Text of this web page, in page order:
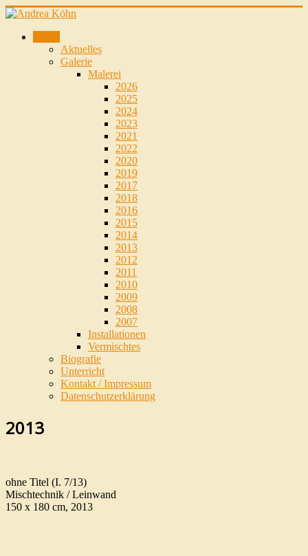
Aktuelles
Galerie
Malerei
2026
2025
2024
2023
2021
2022
2020
2019
2017
2018
2016
2015
2014
2013
2012
2011
2010
2009
2008
2007
Installationen
Vermischtes
Biografie
Unterricht
Kontakt / Impressum
Datenschutzerklärung
2013
ohne Titel (I. 7/13)
Mischtechnik / Leinwand
150 x 180 cm, 2013